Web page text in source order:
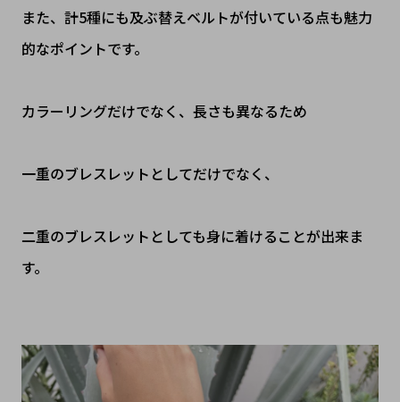
また、計5種にも及ぶ替えベルトが付いている点も魅力
的なポイントです。
カラーリングだけでなく、長さも異なるため
一重のブレスレットとしてだけでなく、
二重のブレスレットとしても身に着けることが出来ま
す。